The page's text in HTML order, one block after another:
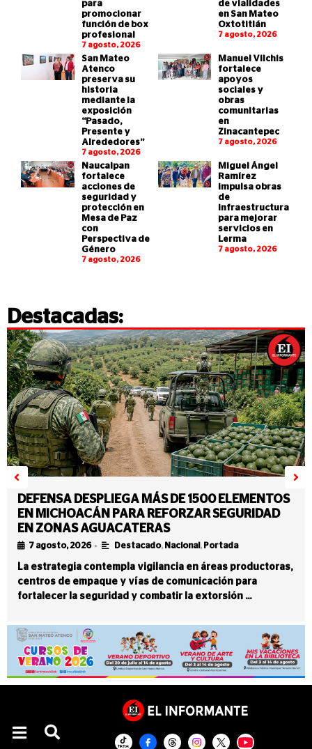
para
promocionar
función de box
profesional
7 agosto, 2026
de vialidades
en San Mateo
Oxtotitlán
7 agosto, 2026
San Mateo
Atenco
preserva su
historia
mediante la
exposición
“Pasado,
Presente y
Alrededores”
7 agosto, 2026
Manuel Vilchis
fortalece
apoyos
sociales y
obras
comunitarias
en
Zinacantepec
7 agosto, 2026
Naucalpan
fortalece
acciones de
seguridad y
protección en
Mesa de Paz
con
Perspectiva de
Género
7 agosto, 2026
Miguel Ángel
Ramírez
impulsa obras
de
infraestructura
para mejorar
servicios en
Lerma
7 agosto, 2026
Destacadas:
DEFENSA DESPLIEGA MÁS DE 1500 ELEMENTOS
EN MICHOACÁN PARA REFORZAR SEGURIDAD
EN ZONAS AGUACATERAS
7 agosto, 2026 • Destacado, Nacional , Portada
La estrategia contempla vigilancia en áreas productoras,
centros de empaque y vías de comunicación para
fortalecer la seguridad y combatir la extorsión …